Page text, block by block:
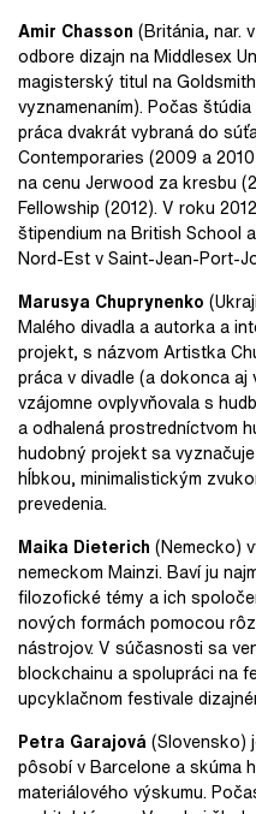
Amir Chasson (Británia, nar.
odbore dizajn na Middlesex
magisterský titul na
vyznamenaním). Počas
práca dvakrát vybraná do
Contemporaries (2009 a
na cenu Jerwood za kresbu
Fellowship (2012). V roku
štipendium na British School
Nord-Est v Saint-Jean-Port-
Marusya Chuprynenko
Malého divadla a autorka a
projekt, s názvom Artistka
práca v divadle (a dokonca
vzájomne ovplyvňovala s
a odhalená prostredníctvom
hudobný projekt sa
hĺbkou, minimalistickým
prevedenia.
Maika Dieterich (Nemecko)
nemeckom Mainzi. Baví ju
filozofické témy a ich
nových formách pomocou
nástrojov. V súčasnosti sa
blockchainu a spolupráci na
upcyklačnom festivale
Petra Garajová (Slovensko)
pôsobí v Barcelone a skúma
materiálového výskumu.